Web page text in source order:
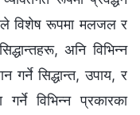
विशेष रूपमा मलजल र
अनि विभिन्न
गर्ने सिद्धान्त, उपाय, र
विभिन्न प्रकारका